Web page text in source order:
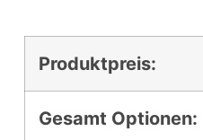
Produktpreis:
Gesamt Optionen: